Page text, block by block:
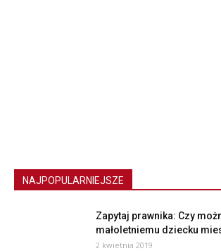
NAJPOPULARNIEJSZE
Zapytaj prawnika: Czy
małoletniemu dziecku
2 kwietnia 2019